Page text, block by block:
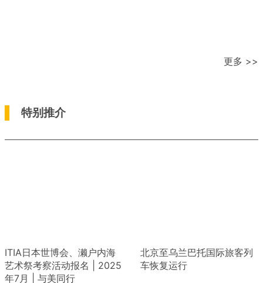
更多 >>
特别推介
ITIA日本世博会、濑户内海
艺术祭考察活动报名 | 2025
年7月 | 与美同行
北京至乌兰巴托国际旅客列
车恢复运行